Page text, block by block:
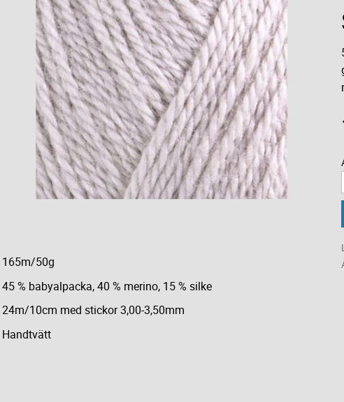
165m/50g
45 % babyalpacka, 40 % merino, 15 % silke
24m/10cm med stickor 3,00-3,50mm
Handtvätt